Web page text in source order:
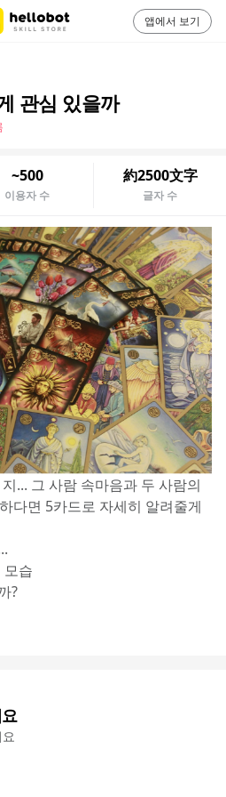
관심 있을까
~500
이용자 수
約2500文字
글자 수
... 그 사람 속마음과 두 사람의
다면 5카드로 자세히 알려줄게
모습
?
앱에서 보기